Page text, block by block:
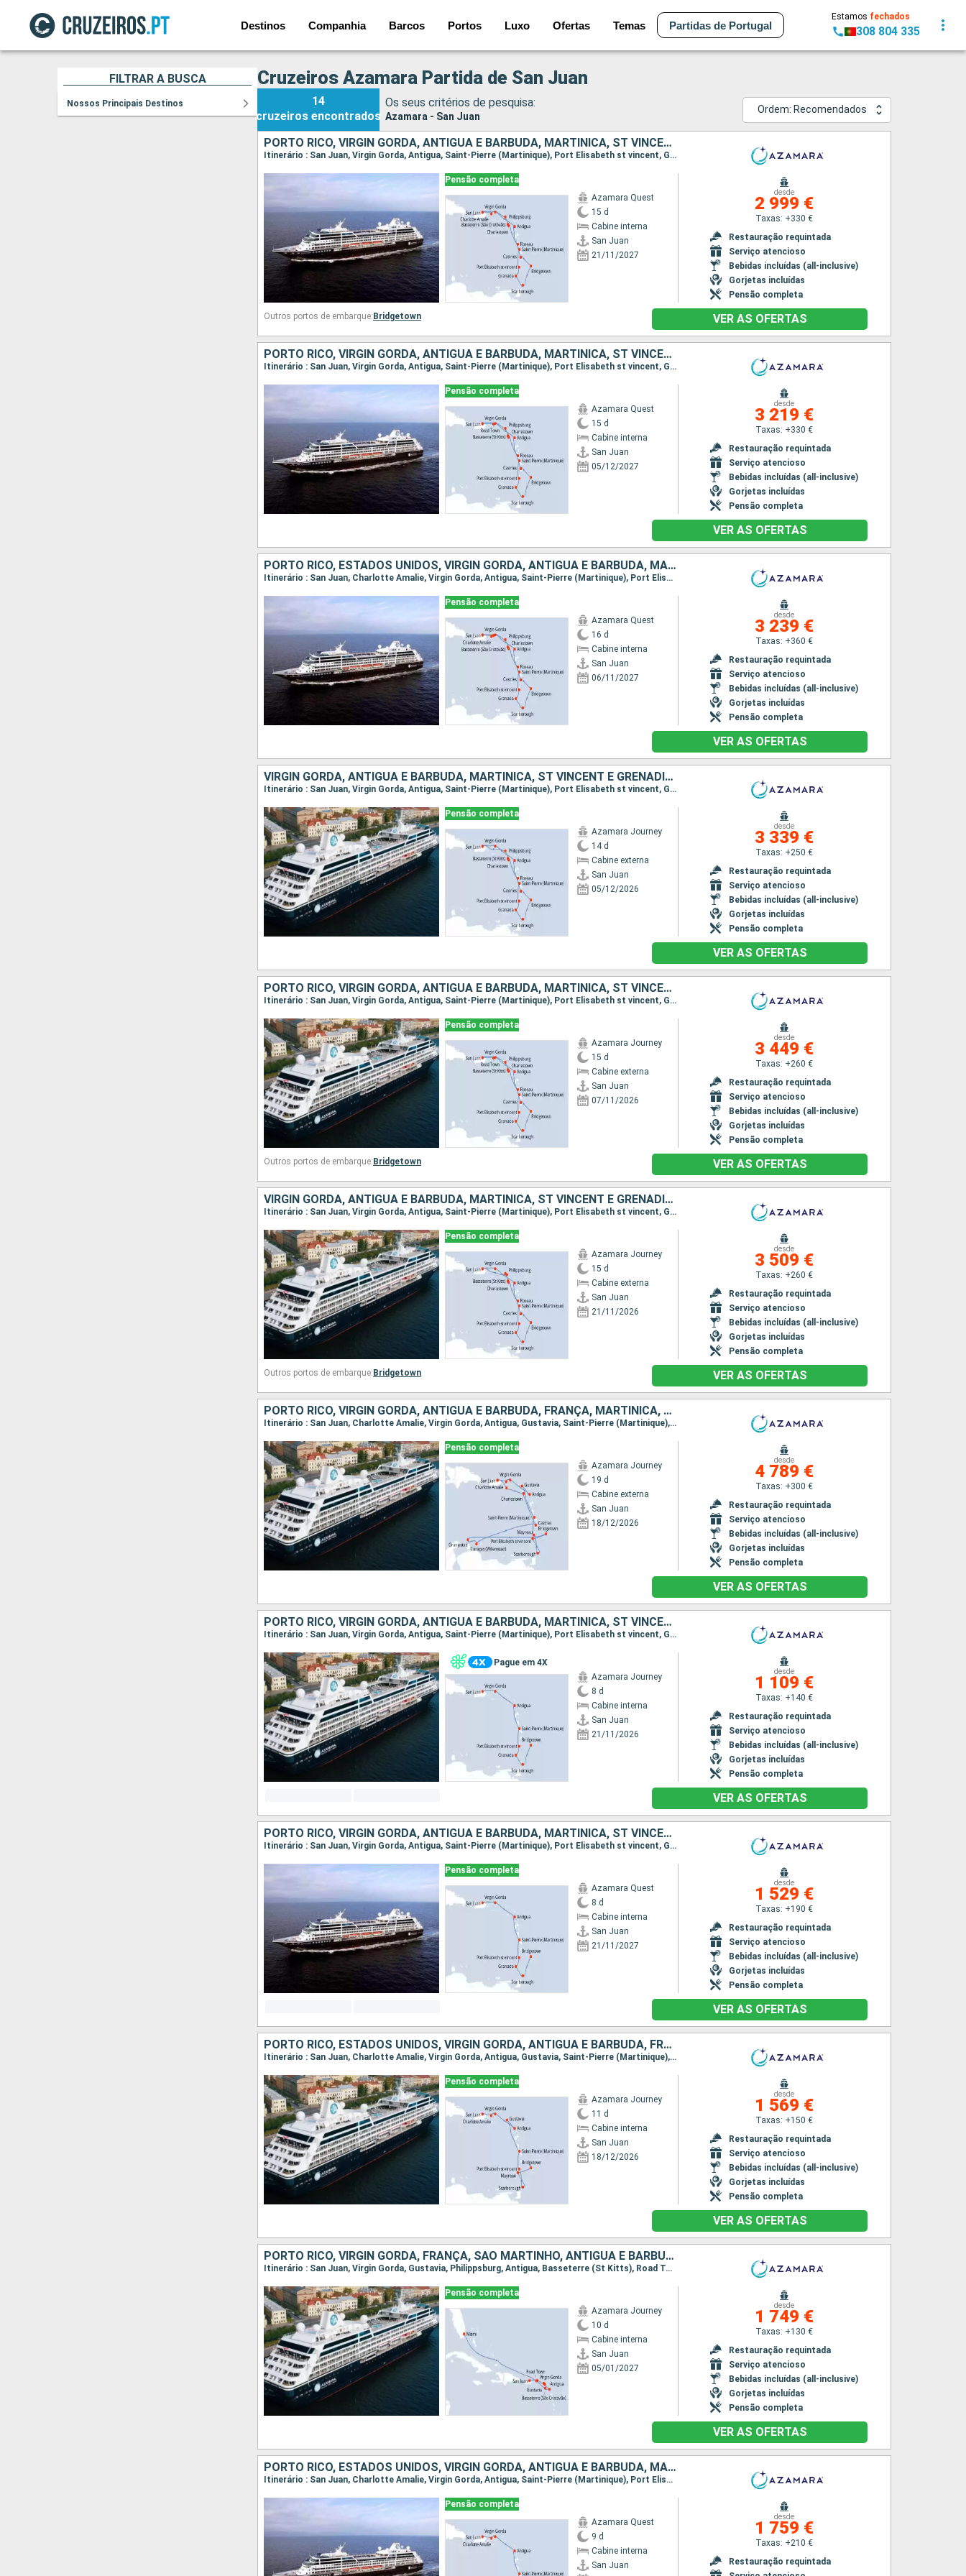
Destinos Companhia Barcos Portos Luxo Ofertas Temas Partidas de Portugal
Estamos fechados
308 804 335
FILTRAR A BUSCA
Nossos Principais Destinos
Cruzeiros Azamara Partida de San Juan
14
cruzeiros encontrados
Os seus critérios de pesquisa:
Azamara - San Juan
Ordem: Recomendados
PORTO RICO, VIRGIN GORDA, ANTÍGUA E BARBUDA, MARTINICA, ST VINCENT E GRENADINES, GRENADA, TRINIDADE E TOBAGO, BARBADOS, SANTA LÚCIA, DOMINICA, SÃO MARTINHO, ESTADOS UNIDOS
Itinerário : San Juan, Virgin Gorda, Antigua, Saint-Pierre (Martinique), Port Elisabeth st vincent, Granada, Scarborough, Bridgetown, Castries, Roseau, Basseterre (St Kitts), Charlestown, Philippsburg, Charlotte Amalie, San Juan
Pensão completa
Azamara Quest
15 d
Cabine interna
San Juan
21/11/2027
desde
2 999 €
Taxas: +330 €
Restauração requintada
Serviço atencioso
Bebidas incluídas (all-inclusive)
Gorjetas incluídas
Pensão completa
Outros portos de embarque: Bridgetown VER AS OFERTAS
PORTO RICO, VIRGIN GORDA, ANTÍGUA E BARBUDA, MARTINICA, ST VINCENT E GRENADINES, GRENADA, TRINIDADE E TOBAGO, BARBADOS, SANTA LÚCIA, DOMINICA, SÃO MARTINHO, TORTOLA
Itinerário : San Juan, Virgin Gorda, Antigua, Saint-Pierre (Martinique), Port Elisabeth st vincent, Granada, Scarborough, Bridgetown, Castries, Roseau, Basseterre (St Kitts), Charlestown, Philippsburg, Road Town, San Juan
Pensão completa
Azamara Quest
15 d
Cabine interna
San Juan
05/12/2027
desde
3 219 €
Taxas: +330 €
Restauração requintada
Serviço atencioso
Bebidas incluídas (all-inclusive)
Gorjetas incluídas
Pensão completa
VER AS OFERTAS
PORTO RICO, ESTADOS UNIDOS, VIRGIN GORDA, ANTÍGUA E BARBUDA, MARTINICA, ST VINCENT E GRENADINES, GRENADA, TRINIDADE E TOBAGO, BARBADOS, SANTA LÚCIA, DOMINICA, SÃO MARTINHO, TORTOLA
Itinerário : San Juan, Charlotte Amalie, Virgin Gorda, Antigua, Saint-Pierre (Martinique), Port Elisabeth st vincent, Granada, Scarborough, Bridgetown, Castries, Roseau, Basseterre (St Kitts), Charlestown, Philippsburg, Road Town, San Juan
Pensão completa
Azamara Quest
16 d
Cabine interna
San Juan
06/11/2027
desde
3 239 €
Taxas: +360 €
Restauração requintada
Serviço atencioso
Bebidas incluídas (all-inclusive)
Gorjetas incluídas
Pensão completa
VER AS OFERTAS
VIRGIN GORDA, ANTÍGUA E BARBUDA, MARTINICA, ST VINCENT E GRENADINES, GRENADA, TRINIDADE E TOBAGO, BARBADOS, SANTA LÚCIA, DOMINICA, SÃO MARTINHO, PORTO RICO
Itinerário : San Juan, Virgin Gorda, Antigua, Saint-Pierre (Martinique), Port Elisabeth st vincent, Granada, Scarborough, Bridgetown, Castries, Roseau, Basseterre (St Kitts), Charlestown, Philippsburg, San Juan
Pensão completa
Azamara Journey
14 d
Cabine externa
San Juan
05/12/2026
desde
3 339 €
Taxas: +250 €
Restauração requintada
Serviço atencioso
Bebidas incluídas (all-inclusive)
Gorjetas incluídas
Pensão completa
VER AS OFERTAS
PORTO RICO, VIRGIN GORDA, ANTÍGUA E BARBUDA, MARTINICA, ST VINCENT E GRENADINES, GRENADA, TRINIDADE E TOBAGO, BARBADOS, SANTA LÚCIA, DOMINICA, SÃO MARTINHO, TORTOLA
Itinerário : San Juan, Virgin Gorda, Antigua, Saint-Pierre (Martinique), Port Elisabeth st vincent, Granada, Scarborough, Bridgetown, Castries, Roseau, Basseterre (St Kitts), Charlestown, Philippsburg, Road Town, San Juan
Pensão completa
Azamara Journey
15 d
Cabine externa
San Juan
07/11/2026
desde
3 449 €
Taxas: +260 €
Restauração requintada
Serviço atencioso
Bebidas incluídas (all-inclusive)
Gorjetas incluídas
Pensão completa
Outros portos de embarque: Bridgetown VER AS OFERTAS
VIRGIN GORDA, ANTÍGUA E BARBUDA, MARTINICA, ST VINCENT E GRENADINES, GRENADA, TRINIDADE E TOBAGO, BARBADOS, SANTA LÚCIA, DOMINICA, SÃO MARTINHO, FRANÇA, PORTO RICO
Itinerário : San Juan, Virgin Gorda, Antigua, Saint-Pierre (Martinique), Port Elisabeth st vincent, Granada, Scarborough, Bridgetown, Castries, Roseau, Basseterre (St Kitts), Charlestown, Philippsburg, Gustavia, San Juan
Pensão completa
Azamara Journey
15 d
Cabine externa
San Juan
21/11/2026
desde
3 509 €
Taxas: +260 €
Restauração requintada
Serviço atencioso
Bebidas incluídas (all-inclusive)
Gorjetas incluídas
Pensão completa
Outros portos de embarque: Bridgetown VER AS OFERTAS
PORTO RICO, VIRGIN GORDA, ANTÍGUA E BARBUDA, FRANÇA, MARTINICA, ST VINCENT E GRENADINES, TRINIDADE E TOBAGO, BARBADOS, ARUBA, SANTA LÚCIA, ESTADOS UNIDOS
Itinerário : San Juan, Charlotte Amalie, Virgin Gorda, Antigua, Gustavia, Saint-Pierre (Martinique), Port Elisabeth st vincent, Scarborough, Mayreau, Bridgetown, Oranjestad, Curaçao (Willemstad), Castries, Charlestown, FREDERIKSTED VI, San Juan
Pensão completa
Azamara Journey
19 d
Cabine externa
San Juan
18/12/2026
desde
4 789 €
Taxas: +300 €
Restauração requintada
Serviço atencioso
Bebidas incluídas (all-inclusive)
Gorjetas incluídas
Pensão completa
VER AS OFERTAS
PORTO RICO, VIRGIN GORDA, ANTÍGUA E BARBUDA, MARTINICA, ST VINCENT E GRENADINES, GRENADA, TRINIDADE E TOBAGO, BARBADOS
Itinerário : San Juan, Virgin Gorda, Antigua, Saint-Pierre (Martinique), Port Elisabeth st vincent, Granada, Scarborough, Bridgetown
Pague em 4X
Azamara Journey
8 d
Cabine interna
San Juan
21/11/2026
desde
1 109 €
Taxas: +140 €
Restauração requintada
Serviço atencioso
Bebidas incluídas (all-inclusive)
Gorjetas incluídas
Pensão completa
VER AS OFERTAS
PORTO RICO, VIRGIN GORDA, ANTÍGUA E BARBUDA, MARTINICA, ST VINCENT E GRENADINES, GRENADA, TRINIDADE E TOBAGO, BARBADOS
Itinerário : San Juan, Virgin Gorda, Antigua, Saint-Pierre (Martinique), Port Elisabeth st vincent, Granada, Scarborough, Bridgetown
Pensão completa
Azamara Quest
8 d
Cabine interna
San Juan
21/11/2027
desde
1 529 €
Taxas: +190 €
Restauração requintada
Serviço atencioso
Bebidas incluídas (all-inclusive)
Gorjetas incluídas
Pensão completa
VER AS OFERTAS
PORTO RICO, ESTADOS UNIDOS, VIRGIN GORDA, ANTÍGUA E BARBUDA, FRANÇA, MARTINICA, TRINIDADE E TOBAGO, ST VINCENT E GRENADINES, BARBADOS
Itinerário : San Juan, Charlotte Amalie, Virgin Gorda, Antigua, Gustavia, Saint-Pierre (Martinique), Port Elisabeth st vincent, Scarborough, Mayreau, Bridgetown
Pensão completa
Azamara Journey
11 d
Cabine interna
San Juan
18/12/2026
desde
1 569 €
Taxas: +150 €
Restauração requintada
Serviço atencioso
Bebidas incluídas (all-inclusive)
Gorjetas incluídas
Pensão completa
VER AS OFERTAS
PORTO RICO, VIRGIN GORDA, FRANÇA, SÃO MARTINHO, ANTÍGUA E BARBUDA, TORTOLA, ESTADOS UNIDOS
Itinerário : San Juan, Virgin Gorda, Gustavia, Philippsburg, Antigua, Basseterre (St Kitts), Road Town, Miami
Pensão completa
Azamara Journey
10 d
Cabine interna
San Juan
05/01/2027
desde
1 749 €
Taxas: +130 €
Restauração requintada
Serviço atencioso
Bebidas incluídas (all-inclusive)
Gorjetas incluídas
Pensão completa
VER AS OFERTAS
PORTO RICO, ESTADOS UNIDOS, VIRGIN GORDA, ANTÍGUA E BARBUDA, MARTINICA, ST VINCENT E GRENADINES, GRENADA, TRINIDADE E TOBAGO, BARBADOS
Itinerário : San Juan, Charlotte Amalie, Virgin Gorda, Antigua, Saint-Pierre (Martinique), Port Elisabeth st vincent, Granada, Scarborough, Bridgetown
Pensão completa
Azamara Quest
9 d
Cabine interna
San Juan
desde
1 759 €
Taxas: +210 €
Restauração requintada